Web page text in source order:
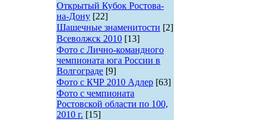
Открытый Кубок Ростова-
на-Дону [22]
Шашечные знаменитости [2]
Всеволжск 2010 [13]
Фото с Лично-командного
чемпионата юга России в
Волгограде [9]
Фото с КЧР 2010 Адлер [63]
Фото с чемпионата
Ростовской области по 100,
2010 г. [15]